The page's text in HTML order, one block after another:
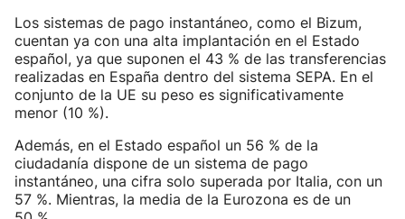
Los sistemas de pago instantáneo, como el Bizum,
cuentan ya con una alta implantación en el Estado
español, ya que suponen el 43 % de las transferencias
realizadas en España dentro del sistema SEPA. En el
conjunto de la UE su peso es significativamente
menor (10 %).
Además, en el Estado español un 56 % de la
ciudadanía dispone de un sistema de pago
instantáneo, una cifra solo superada por Italia, con un
57 %. Mientras, la media de la Eurozona es de un